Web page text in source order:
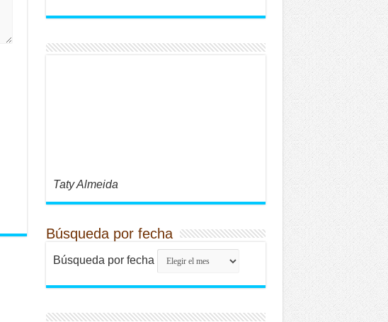
Taty Almeida
Búsqueda por fecha
Búsqueda por fecha